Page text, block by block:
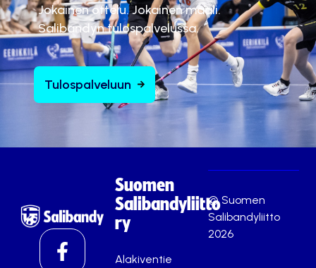
Jokainen ottelu. Jokainen maali.
Salibandyn tulospalvelussa.
Tulospalveluun
Suomen
Salibandyliitto
ry
Alakiventie
© Suomen
Salibandyliitto
2026